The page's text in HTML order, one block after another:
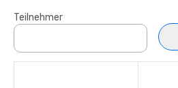
Teilnehmer